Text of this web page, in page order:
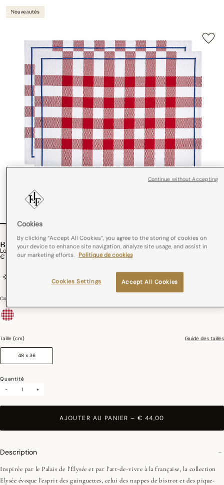
Nouveautés
BISTROT FRANCAIS
Lot De 2 Sets De Table Elysée Coton
€ 44,00
Couleurs :
Taille (cm) Guide des tailles
48 x 36
Quantité
-
+
AJOUTER AU PANIER – € 44,00
Description
Inspirée par le Palais de l'Élysée et par l'art-de-vivre à la française, la collection
Elysée évoque l'esprit des guinguettes, celui des nappes de bistrot et des pique-
Cookies
By clicking “Accept All Cookies”, you agree to the storing of cookies on
your device to enhance site navigation, analyze site usage, and assist in
our marketing efforts. Politique de cookies
Accept All Cookies
Cookies Settings
Continue without Accepting